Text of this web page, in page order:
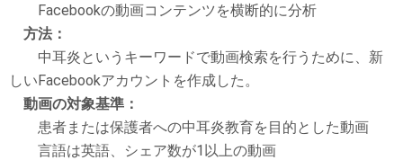
Facebookの動画コンテンツを横断的に分析
方法：
中耳炎というキーワードで動画検索を行うために、新
しいFacebookアカウントを作成した。
動画の対象基準：
患者または保護者への中耳炎教育を目的とした動画
言語は英語、シェア数が1以上の動画